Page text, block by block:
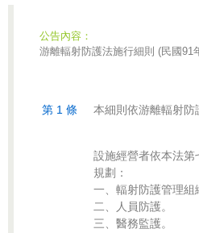
公告內容：
游離輻射防護法施行細則 (民國91
第 1 條
設施經營者依本法
規劃：
一、輻射防護管理組
二、人員防護。
三、醫務監護。